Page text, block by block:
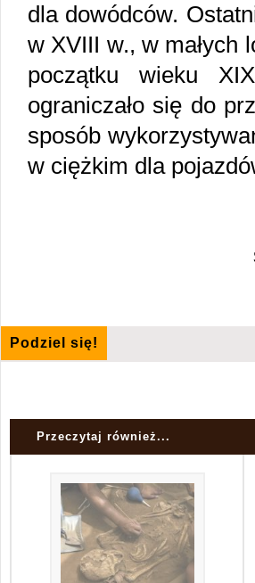
dla dowódców.
w XVIII w., w małych
początku wieku
ograniczało się do
sposób
w ciężkim dla
Podziel się!
Przeczytaj również...